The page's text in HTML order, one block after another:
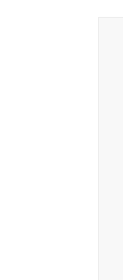
욕
그
“
“
나